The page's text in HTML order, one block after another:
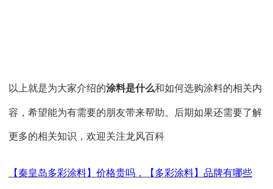
以上就是为大家介绍的涂料是什么和如何选购涂料的相关内
容，希望能为有需要的朋友带来帮助。后期如果还需要了解
更多的相关知识，欢迎关注龙风百科
【秦皇岛多彩涂料】价格贵吗，【多彩涂料】品牌有哪些